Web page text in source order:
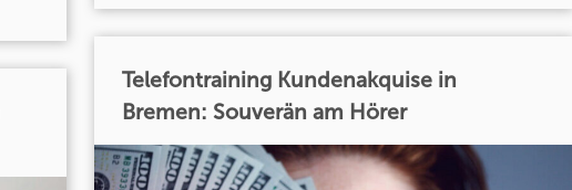
Telefontraining Kundenakquise in
Bremen: Souverän am Hörer